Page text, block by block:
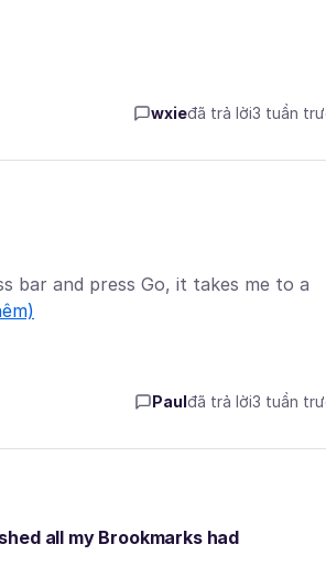
wxieđã trả lời3 tuần
bar and press Go, it takes me to a
Paulđã trả lời3 tuần
all my Brookmarks had